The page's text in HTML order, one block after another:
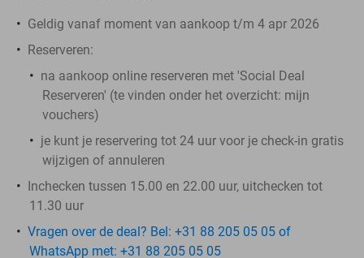
Geldig vanaf moment van aankoop t/m 4 apr 2026
Reserveren:
na aankoop online reserveren met 'Social Deal
Reserveren' (te vinden onder het overzicht: mijn
vouchers)
je kunt je reservering tot 24 uur voor je check-in gratis
wijzigen of annuleren
Inchecken tussen 15.00 en 22.00 uur, uitchecken tot
11.30 uur
Vragen over de deal? Bel: +31 88 205 05 05 of
WhatsApp met: +31 88 205 05 05